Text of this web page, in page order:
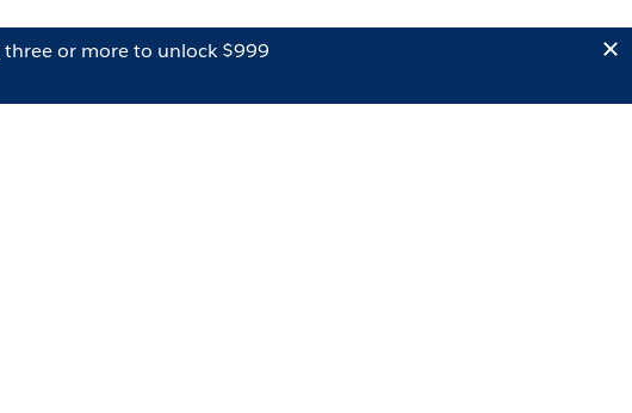
three or more to unlock $999